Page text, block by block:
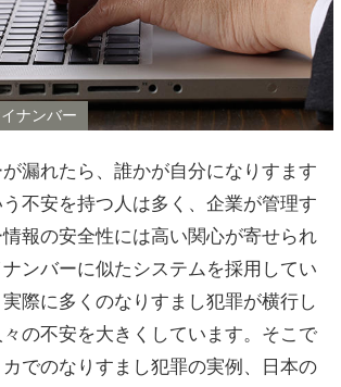
ナンバー
が漏れたら、誰かが自分になりすます
不安を持つ人は多く、企業が管理す
報の安全性には高い関心が寄せられ
ンバーに似たシステムを採用してい
際に多くのなりすまし犯罪が横行し
の不安を大きくしています。そこで
でのなりすまし犯罪の実例、日本の